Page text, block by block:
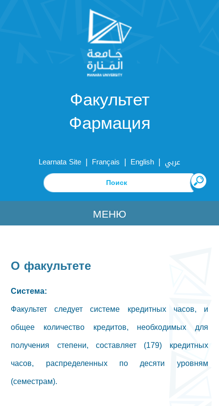
Факультет
Фармация
Learnata Site | Français | English | عربي
МЕНЮ
О факультете
Система:
Факультет следует системе кредитных часов, и
общее количество кредитов, необходимых для
получения степени, составляет (179) кредитных
часов, распределенных по десяти уровням
(семестрам).